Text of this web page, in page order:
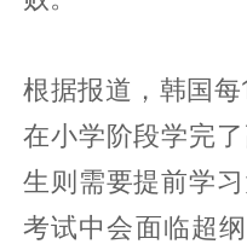
根据报道，韩国
在小学阶段学完
生则需要提前学
考试中会面临超